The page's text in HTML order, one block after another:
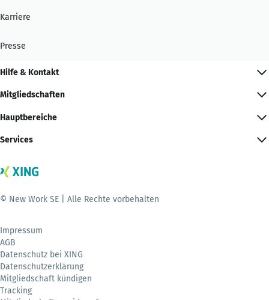
Karriere
Presse
Hilfe & Kontakt
Mitgliedschaften
Hauptbereiche
Services
© New Work SE | Alle Rechte vorbehalten
Impressum
AGB
Datenschutz bei XING
Datenschutzerklärung
Mitgliedschaft kündigen
Tracking